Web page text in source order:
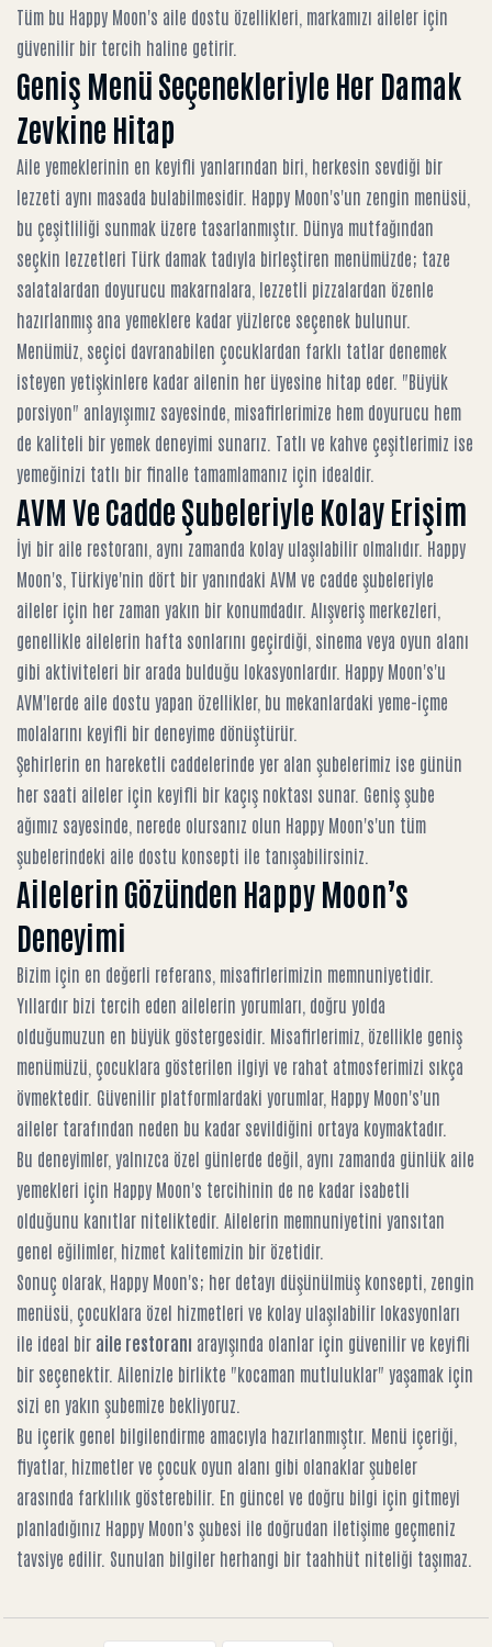
Tüm bu Happy Moon's aile dostu özellikleri , markamızı aileler için
güvenilir bir tercih haline getirir.
Geniş Menü Seçenekleriyle Her Damak
Zevkine Hitap
Aile yemeklerinin en keyifli yanlarından biri, herkesin sevdiği bir
lezzeti aynı masada bulabilmesidir. Happy Moon's'un zengin menüsü,
bu çeşitliliği sunmak üzere tasarlanmıştır. Dünya mutfağından
seçkin lezzetleri Türk damak tadıyla birleştiren menümüzde; taze
salatalardan doyurucu makarnalara, lezzetli pizzalardan özenle
hazırlanmış ana yemeklere kadar yüzlerce seçenek bulunur.
Menümüz, seçici davranabilen çocuklardan farklı tatlar denemek
isteyen yetişkinlere kadar ailenin her üyesine hitap eder. "Büyük
porsiyon" anlayışımız sayesinde, misafirlerimize hem doyurucu hem
de kaliteli bir yemek deneyimi sunarız. Tatlı ve kahve çeşitlerimiz ise
yemeğinizi tatlı bir finalle tamamlamanız için idealdir.
AVM Ve Cadde Şubeleriyle Kolay Erişim
İyi bir aile restoranı, aynı zamanda kolay ulaşılabilir olmalıdır. Happy
Moon's, Türkiye'nin dört bir yanındaki AVM ve cadde şubeleriyle
aileler için her zaman yakın bir konumdadır. Alışveriş merkezleri,
genellikle ailelerin hafta sonlarını geçirdiği, sinema veya oyun alanı
gibi aktiviteleri bir arada bulduğu lokasyonlardır. Happy Moon's'u
AVM'lerde aile dostu yapan özellikler, bu mekanlardaki yeme-içme
molalarını keyifli bir deneyime dönüştürür.
Şehirlerin en hareketli caddelerinde yer alan şubelerimiz ise günün
her saati aileler için keyifli bir kaçış noktası sunar. Geniş şube
ağımız sayesinde, nerede olursanız olun Happy Moon's'un tüm
şubelerindeki aile dostu konsepti ile tanışabilirsiniz.
Ailelerin Gözünden Happy Moon’s
Deneyimi
Bizim için en değerli referans, misafirlerimizin memnuniyetidir.
Yıllardır bizi tercih eden ailelerin yorumları, doğru yolda
olduğumuzun en büyük göstergesidir. Misafirlerimiz, özellikle geniş
menümüzü, çocuklara gösterilen ilgiyi ve rahat atmosferimizi sıkça
övmektedir. Güvenilir platformlardaki yorumlar, Happy Moon's'un
aileler tarafından neden bu kadar sevildiğini ortaya koymaktadır.
Bu deneyimler, yalnızca özel günlerde değil, aynı zamanda günlük aile
yemekleri için Happy Moon's tercihinin de ne kadar isabetli
olduğunu kanıtlar niteliktedir. Ailelerin memnuniyetini yansıtan
genel eğilimler, hizmet kalitemizin bir özetidir.
Sonuç olarak, Happy Moon's; her detayı düşünülmüş konsepti, zengin
menüsü, çocuklara özel hizmetleri ve kolay ulaşılabilir lokasyonları
ile ideal bir aile restoranı arayışında olanlar için güvenilir ve keyifli
bir seçenektir. Ailenizle birlikte "kocaman mutluluklar" yaşamak için
sizi en yakın şubemize bekliyoruz.
Bu içerik genel bilgilendirme amacıyla hazırlanmıştır. Menü içeriği,
fiyatlar, hizmetler ve çocuk oyun alanı gibi olanaklar şubeler
arasında farklılık gösterebilir. En güncel ve doğru bilgi için gitmeyi
planladığınız Happy Moon's şubesi ile doğrudan iletişime geçmeniz
tavsiye edilir. Sunulan bilgiler herhangi bir taahhüt niteliği taşımaz.